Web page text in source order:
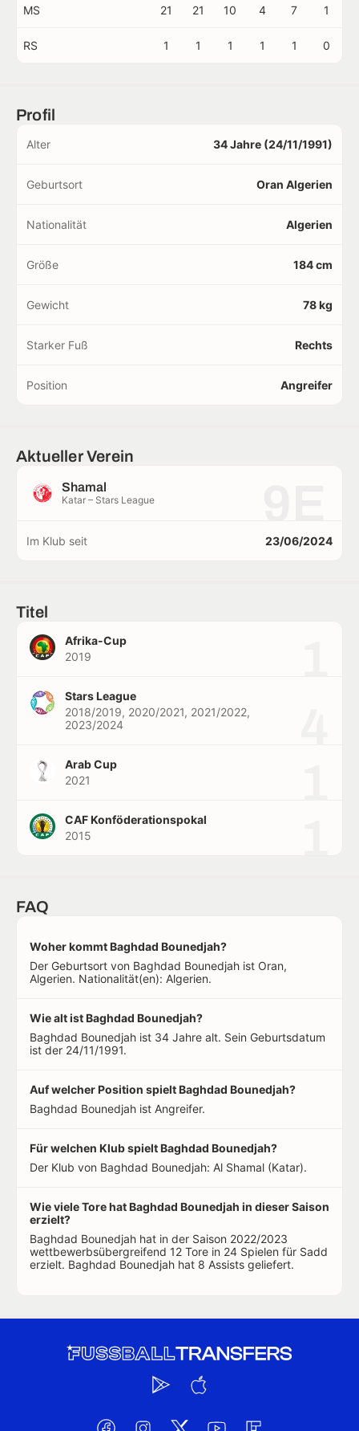
MS 21 21 10 4 7 1
RS 1 1 1 1 1 0
Profil
Alter 34 Jahre (24/11/1991)
Geburtsort Oran Algerien
Nationalität Algerien
Größe 184 cm
Gewicht 78 kg
Starker Fuß Rechts
Position Angreifer
Aktueller Verein
Shamal
Katar – Stars League
Im Klub seit 23/06/2024
Titel
Afrika-Cup
2019
Stars League
2018/2019, 2020/2021, 2021/2022,
2023/2024
Arab Cup
2021
CAF Konföderationspokal
2015
FAQ
Woher kommt Baghdad Bounedjah?
Der Geburtsort von Baghdad Bounedjah ist Oran,
Algerien. Nationalität(en): Algerien.
Wie alt ist Baghdad Bounedjah?
Baghdad Bounedjah ist 34 Jahre alt. Sein Geburtsdatum
ist der 24/11/1991.
Auf welcher Position spielt Baghdad Bounedjah?
Baghdad Bounedjah ist Angreifer.
Für welchen Klub spielt Baghdad Bounedjah?
Der Klub von Baghdad Bounedjah: Al Shamal (Katar).
Wie viele Tore hat Baghdad Bounedjah in dieser Saison
erzielt?
Baghdad Bounedjah hat in der Saison 2022/2023
wettbewerbsübergreifend 12 Tore in 24 Spielen für Sadd
erzielt. Baghdad Bounedjah hat 8 Assists geliefert.